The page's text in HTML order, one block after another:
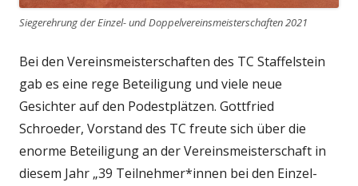
Siegerehrung der Einzel- und Doppelvereinsmeisterschaften 2021
Bei den Vereinsmeisterschaften des TC Staffelstein
gab es eine rege Beteiligung und viele neue
Gesichter auf den Podestplätzen. Gottfried
Schroeder, Vorstand des TC freute sich über die
enorme Beteiligung an der Vereinsmeisterschaft in
diesem Jahr „39 Teilnehmer*innen bei den Einzel-